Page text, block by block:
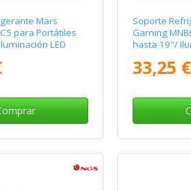
Mars
para Portátiles
LED
Soporte
Gaming
hasta 19"/
33,25 €